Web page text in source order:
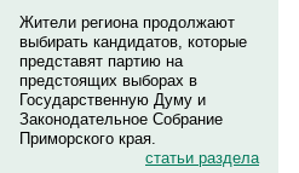
Жители региона продолжают
выбирать кандидатов, которые
представят партию на
предстоящих выборах в
Государственную Думу и
Законодательное Собрание
Приморского края.
статьи раздела